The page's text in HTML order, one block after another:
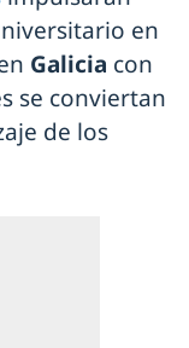
en
Galicia con
se conviertan
de los